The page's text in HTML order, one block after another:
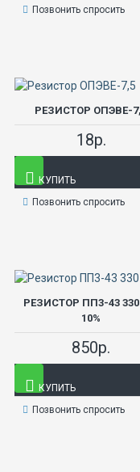
Позвонить спросить
РЕЗИСТОР ОПЭВЕ-
18р.
КУПИТЬ
Позвонить спросить
РЕЗИСТОР ПП3-43
10%
850р.
КУПИТЬ
Позвонить спросить